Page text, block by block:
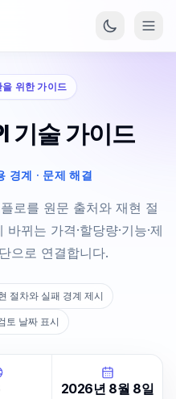
위한 가이드
기술 가이드
경계 · 문제 해결
로를 원문 출처와 재현 절
뀌는 가격·할당량·기능·제
으로 연결합니다.
절차와 실패 경계 제시
토 날짜 표시
2026년 8월 8일